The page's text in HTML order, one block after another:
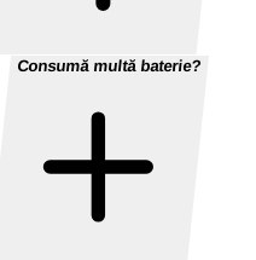
Consumă multă baterie?